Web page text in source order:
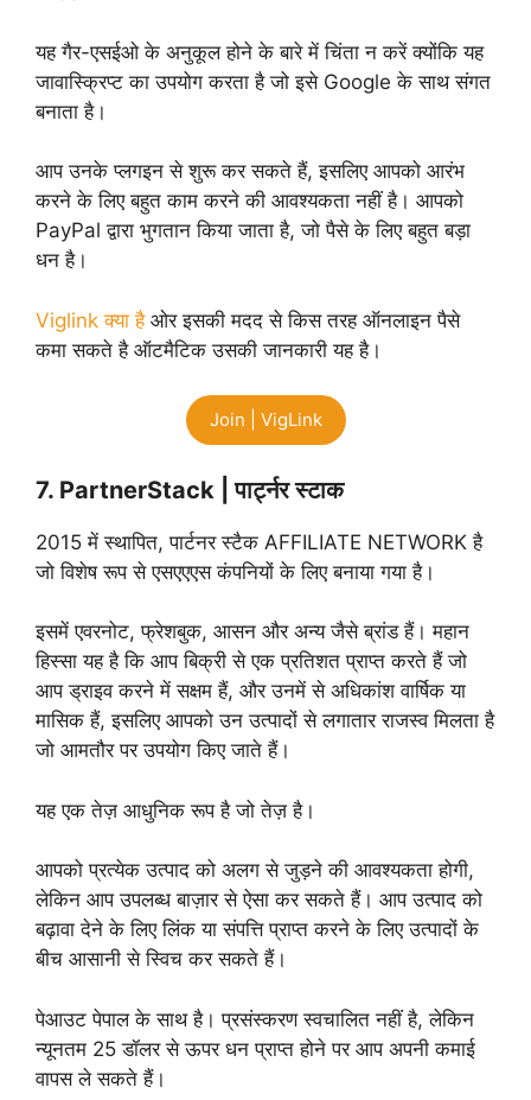
यह गैर-एसईओ के अनुकूल होने के बारे में चिंता न करें क्योंकि यह
जावास्क्रिप्ट का उपयोग करता है जो इसे Google के साथ संगत
बनाता है।
आप उनके प्लगइन से शुरू कर सकते हैं, इसलिए आपको आरंभ
करने के लिए बहुत काम करने की आवश्यकता नहीं है। आपको
PayPal द्वारा भुगतान किया जाता है, जो पैसे के लिए बहुत बड़ा
धन है।
Viglink क्या हैओर इसकी मदद से किस तरह ऑनलाइन पैसे
कमा सकते है ऑटमैटिक उसकी जानकारी यह है।
Join | VigLink
7. PartnerStack | पार्ट्नर स्टाक
2015 में स्थापित, पार्टनर स्टैक AFFILIATE NETWORK है
जो विशेष रूप से एसएएएस कंपनियों के लिए बनाया गया है।
इसमें एवरनोट, फ्रेशबुक, आसन और अन्य जैसे ब्रांड हैं। महान
हिस्सा यह है कि आप बिक्री से एक प्रतिशत प्राप्त करते हैं जो
आप ड्राइव करने में सक्षम हैं, और उनमें से अधिकांश वार्षिक या
मासिक हैं, इसलिए आपको उन उत्पादों से लगातार राजस्व मिलता है
जो आमतौर पर उपयोग किए जाते हैं।
यह एक तेज़ आधुनिक रूप है जो तेज़ है।
आपको प्रत्येक उत्पाद को अलग से जुड़ने की आवश्यकता होगी,
लेकिन आप उपलब्ध बाज़ार से ऐसा कर सकते हैं। आप उत्पाद को
बढ़ावा देने के लिए लिंक या संपत्ति प्राप्त करने के लिए उत्पादों के
बीच आसानी से स्विच कर सकते हैं।
पेआउट पेपाल के साथ है। प्रसंस्करण स्वचालित नहीं है, लेकिन
न्यूनतम 25 डॉलर से ऊपर धन प्राप्त होने पर आप अपनी कमाई
वापस ले सकते हैं।